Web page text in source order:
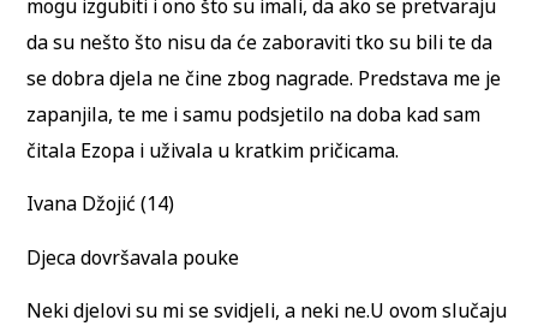
mogu izgubiti i ono što su imali, da ako se pretvaraju
da su nešto što nisu da će zaboraviti tko su bili te da
se dobra djela ne čine zbog nagrade. Predstava me je
zapanjila, te me i samu podsjetilo na doba kad sam
čitala Ezopa i uživala u kratkim pričicama.
Ivana Džojić (14)
Djeca dovršavala pouke
Neki djelovi su mi se svidjeli, a neki ne.U ovom slučaju